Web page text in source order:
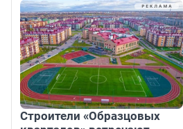
Строители «Образцовых